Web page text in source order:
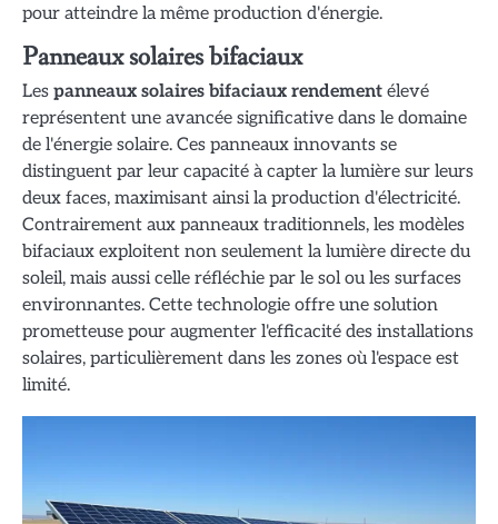
pour atteindre la même production d'énergie.
Panneaux solaires bifaciaux
Les panneaux solaires bifaciaux rendement élevé
représentent une avancée significative dans le domaine
de l'énergie solaire. Ces panneaux innovants se
distinguent par leur capacité à capter la lumière sur leurs
deux faces, maximisant ainsi la production d'électricité.
Contrairement aux panneaux traditionnels, les modèles
bifaciaux exploitent non seulement la lumière directe du
soleil, mais aussi celle réfléchie par le sol ou les surfaces
environnantes. Cette technologie offre une solution
prometteuse pour augmenter l'efficacité des installations
solaires, particulièrement dans les zones où l'espace est
limité.